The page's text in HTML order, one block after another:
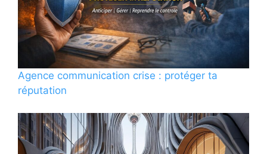
Agence communication crise : protéger ta
réputation